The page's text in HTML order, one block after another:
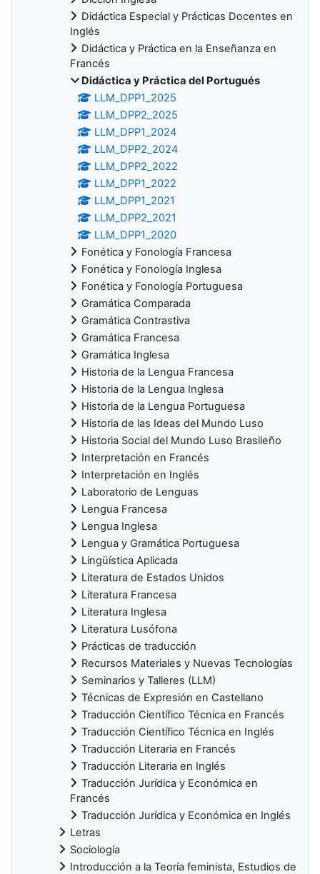
Didáctica Especial y Prácticas Docentes en
Inglés
Didáctica y Práctica en la Enseñanza en
Francés
Didáctica y Práctica del Portugués
LLM_DPP1_2025
LLM_DPP2_2025
LLM_DPP1_2024
LLM_DPP2_2024
LLM_DPP2_2022
LLM_DPP1_2022
LLM_DPP1_2021
LLM_DPP2_2021
LLM_DPP1_2020
Fonética y Fonología Francesa
Fonética y Fonología Inglesa
Fonética y Fonología Portuguesa
Gramática Comparada
Gramática Contrastiva
Gramática Francesa
Gramática Inglesa
Historia de la Lengua Francesa
Historia de la Lengua Inglesa
Historia de la Lengua Portuguesa
Historia de las Ideas del Mundo Luso
Historia Social del Mundo Luso Brasileño
Interpretación en Francés
Interpretación en Inglés
Laboratorio de Lenguas
Lengua Francesa
Lengua Inglesa
Lengua y Gramática Portuguesa
Lingüística Aplicada
Literatura de Estados Unidos
Literatura Francesa
Literatura Inglesa
Literatura Lusófona
Prácticas de traducción
Recursos Materiales y Nuevas Tecnologías
Seminarios y Talleres (LLM)
Técnicas de Expresión en Castellano
Traducción Científico Técnica en Francés
Traducción Científico Técnica en Inglés
Traducción Literaria en Francés
Traducción Literaria en Inglés
Traducción Jurídica y Económica en
Francés
Traducción Jurídica y Económica en Inglés
Letras
Sociología
Introducción a la Teoría feminista, Estudios de